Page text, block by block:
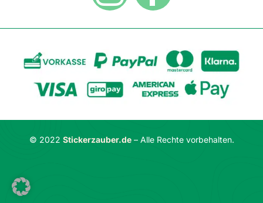
Widerrufsbelehrung
AGB
Datenschutzerklärung
© 2022 Stickerzauber.de– Alle Rechte vorbehalten.